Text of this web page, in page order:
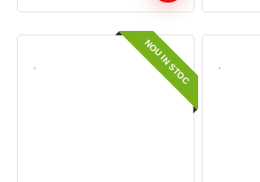
NOU IN STOC